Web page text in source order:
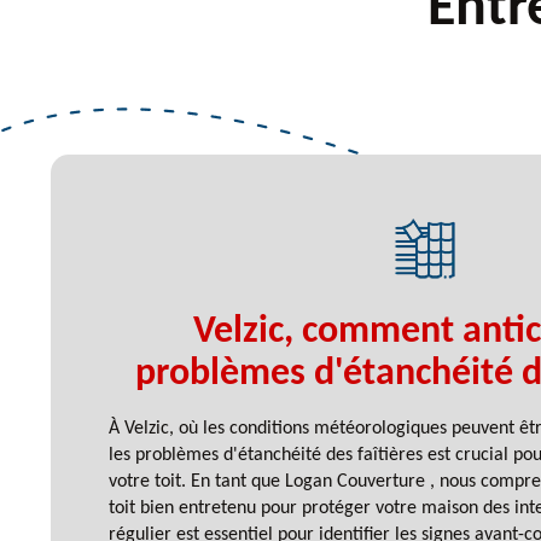
Velzic, comment
problèmes d'étanchéité
À Velzic, où les conditions météorologiques peuvent
les problèmes d'étanchéité des faîtières est crucial
votre toit. En tant que Logan Couverture , nous
toit bien entretenu pour protéger votre maison des
régulier est essentiel pour identifier les signes avant-